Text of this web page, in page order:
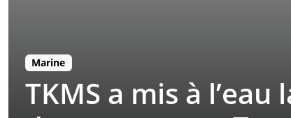
Marine
TKMS a mis à